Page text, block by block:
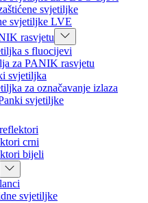
svjetiljke
svjetiljke LVE
rasvjetu
s fluocijevi
za PANIK rasvjetu
svjetiljka
za označavanje izlaza
svjetiljke
crni
bijeli
svjetiljke